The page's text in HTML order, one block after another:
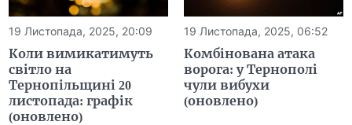
19 Листопада, 2025, 20:09
Коли вимикатимуть
світло на
Тернопільщині 20
листопада: графік
(оновлено)
19 Листопада, 2025, 06:52
Комбінована атака
ворога: у Тернополі
чули вибухи
(оновлено)